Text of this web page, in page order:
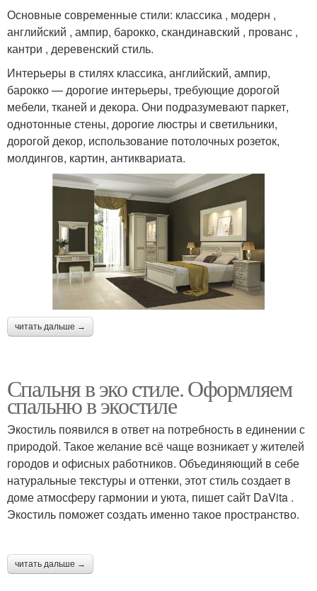
Основные современные стили: классика , модерн ,
английский , ампир, барокко, скандинавский , прованс ,
кантри , деревенский стиль.
Интерьеры в стилях классика, английский, ампир,
барокко — дорогие интерьеры, требующие дорогой
мебели, тканей и декора. Они подразумевают паркет,
однотонные стены, дорогие люстры и светильники,
дорогой декор, использование потолочных розеток,
молдингов, картин, антиквариата.
читать дальше →
Спальня в эко стиле. Оформляем
спальню в экостиле
Экостиль появился в ответ на потребность в единении с
природой. Такое желание всё чаще возникает у жителей
городов и офисных работников. Объединяющий в себе
натуральные текстуры и оттенки, этот стиль создает в
доме атмосферу гармонии и уюта, пишет сайт DaVita .
Экостиль поможет создать именно такое пространство.
читать дальше →